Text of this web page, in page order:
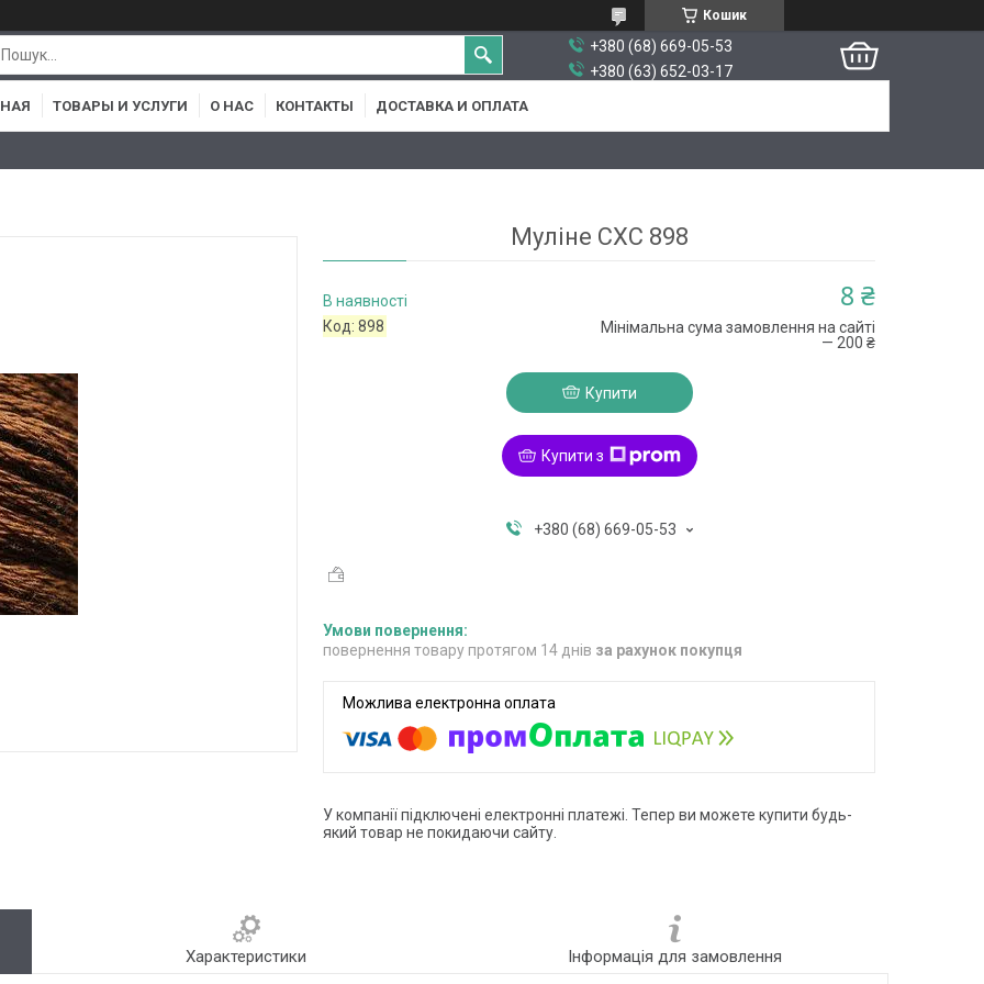
Кошик
+380 (68) 669-05-53
+380 (63) 652-03-17
ТОВАРЫ И УСЛУГИ О НАС КОНТАКТЫ ДОСТАВКА И ОПЛАТА
Муліне СХС 898
В наявності
Код:898
8 ₴
Мінімальна сума замовлення на сайті
— 200 ₴
Купити
Купити з
+380 (68) 669-05-53
повернення товару протягом 14 днів за рахунок покупця
У компанії підключені електронні платежі. Тепер ви можете купити будь-
який товар не покидаючи сайту.
Характеристики Інформація для замовлення